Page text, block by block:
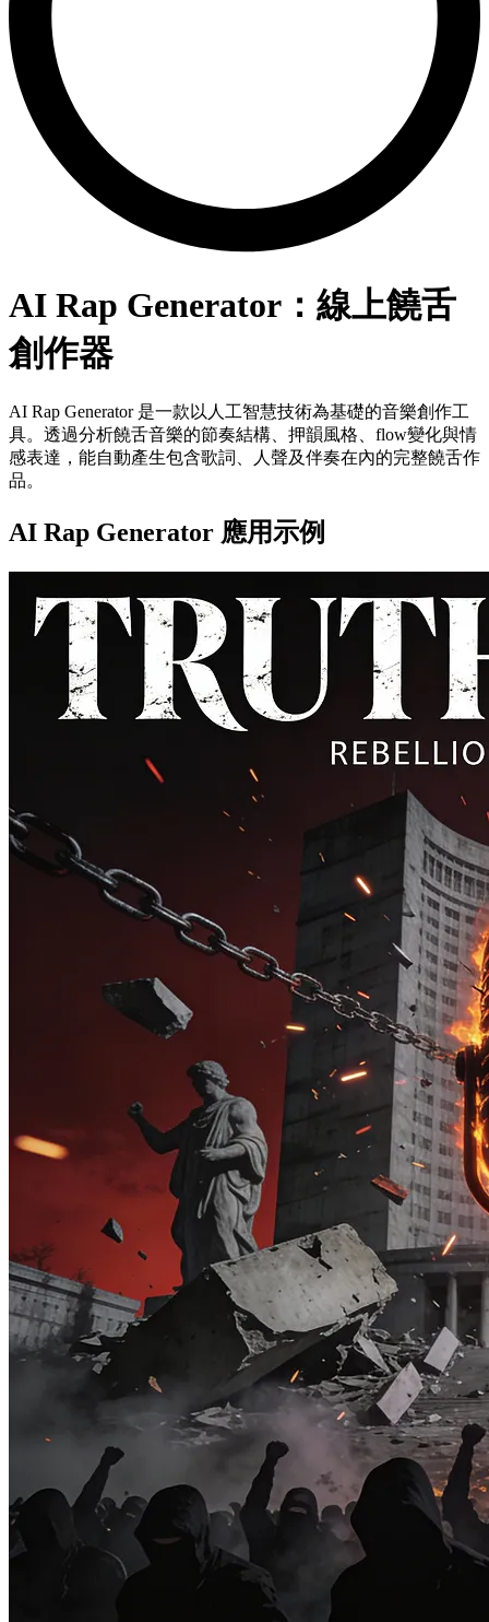
AI Rap Generator：線上饒舌
創作器
AI Rap Generator 是一款以人工智慧技術為基礎的音樂創作工
具。透過分析饒舌音樂的節奏結構、押韻風格、flow變化與情
感表達，能自動產生包含歌詞、人聲及伴奏在內的完整饒舌作
品。
AI Rap Generator 應用示例